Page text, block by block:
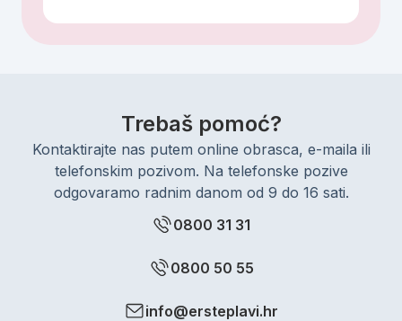
Trebaš pomoć?
Kontaktirajte nas putem online obrasca, e-maila ili
telefonskim pozivom. Na telefonske pozive
odgovaramo radnim danom od 9 do 16 sati.
0800 31 31
0800 50 55
info@ersteplavi.hr